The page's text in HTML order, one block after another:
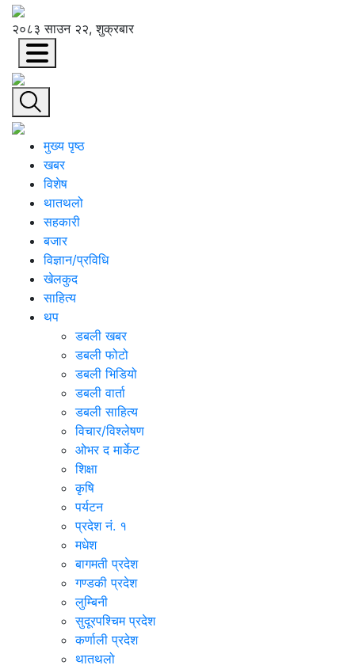
२०८३ साउन २२, शुक्रबार
मुख्य पृष्ठ
खबर
विशेष
थातथलो
सहकारी
बजार
विज्ञान/प्रविधि
खेलकुद
साहित्य
थप
डबली खबर
डबली फोटो
डबली भिडियो
डबली वार्ता
डबली साहित्य
विचार/विश्‍लेषण
ओभर द मार्केट
शिक्षा
कृषि
पर्यटन
प्रदेश नं. १
मधेश
बागमती प्रदेश
गण्डकी प्रदेश
लुम्बिनी
सुदूरपश्चिम प्रदेश
कर्णाली प्रदेश
थातथलो